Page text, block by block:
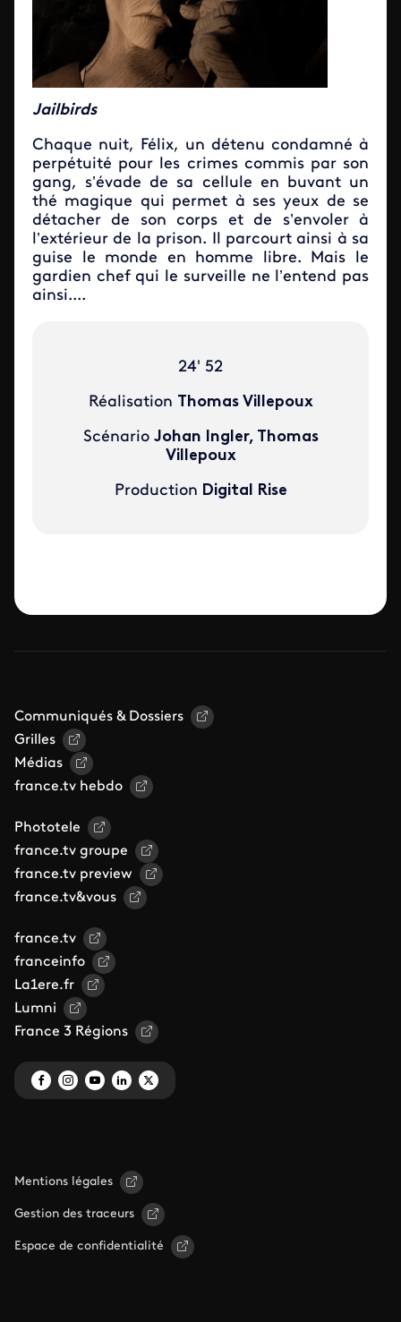
Jailbirds
Chaque nuit, Félix, un détenu condamné à
perpétuité pour les crimes commis par son
gang, s’évade de sa cellule en buvant un
thé magique qui permet à ses yeux de se
détacher de son corps et de s’envoler à
l’extérieur de la prison. Il parcourt ainsi à sa
guise le monde en homme libre. Mais le
gardien chef qui le surveille ne l’entend pas
ainsi....
24' 52
Réalisation Thomas Villepoux
Scénario Johan Ingler, Thomas
Villepoux
Production Digital Rise
Communiqués & Dossiers
Grilles
Médias
france.tv hebdo
Phototele
france.tv groupe
france.tv preview
france.tv&vous
france.tv
franceinfo
La1ere.fr
Lumni
France 3 Régions
Mentions légales
Gestion des traceurs
Espace de confidentialité